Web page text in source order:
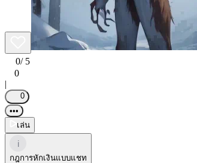
0/ 5
0
|
0
•••
เล่น
i
กฎการหักเงินแบบแชท